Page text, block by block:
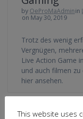
by OeProMaAdminin
on May 30, 2019
Trotz des wenig
Vergnügen,
Live Action Game
und auch filmen zu
hier ansehen.
This website uses